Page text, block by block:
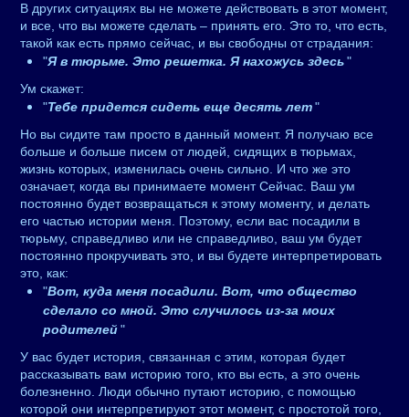
В других ситуациях вы не можете действовать в этот момент,
и все, что вы можете сделать – принять его. Это то, что есть,
такой как есть прямо сейчас, и вы свободны от страдания:
"Я в тюрьме. Это решетка. Я нахожусь здесь"
Ум скажет:
"Тебе придется сидеть еще десять лет"
Но вы сидите там просто в данный момент. Я получаю все
больше и больше писем от людей, сидящих в тюрьмах,
жизнь которых, изменилась очень сильно. И что же это
означает, когда вы принимаете момент Сейчас. Ваш ум
постоянно будет возвращаться к этому моменту, и делать
его частью истории меня. Поэтому, если вас посадили в
тюрьму, справедливо или не справедливо, ваш ум будет
постоянно прокручивать это, и вы будете интерпретировать
это, как:
"Вот, куда меня посадили. Вот, что общество
сделало со мной. Это случилось из-за моих
родителей"
У вас будет история, связанная с этим, которая будет
рассказывать вам историю того, кто вы есть, а это очень
болезненно. Люди обычно путают историю, с помощью
которой они интерпретируют этот момент, с простотой того,